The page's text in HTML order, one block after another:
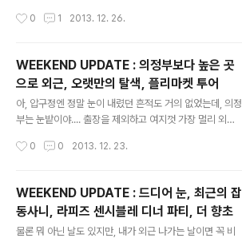
즈인데, 일반 플레이모빌보다 더 영아용으로 나온거라 팔
송년회를 열었다. 내가 도착했을 때 현우는 여자친구랑 오
덕후냄새 +_+ 이 말이 안되는 간지템 '보물섬'은 대웅이형
이 순전히 '과시'하기 위해 챙겨 온 ㅋㅋ (이렇게 내어지기
만 하고 끝내 아무도 만지지 못했음) 덕후들의 잔치답게 각
자 장비는 알아서 챙겨오는 센스. 레고도 보이네 ㅎ (덕후들
나도 그래서 빈손으로 갔는데, 막상 나만 빈 손이었던 게 함
0 1 2013. 12. 26.
WEEKEND UPDATE : 의정부보다 높은 곳
으로 외근, 오랫만의 탈색, 플리마켓 투어
아, 압구정엔 정말 눈이 내렸던 흔적도 거의 없었는데, 의정
부는 눈밭이야.... 출장을 제외하고 여지껏 가장 멀리 외근
목적지는 의정부보다 높은 곳인데, 지하철 타고 가고 있는
고 가기로 하고 의정부역에서 내린 것. 내가 2004년에 군
대를 제대했다. 그때 덕정이라는 곳에서 군복무를 했고 전
역한 이후로는 당연히 의정부 근처에도 갈 일이 없었는데
0 0 2013. 12. 23.
WEEKEND UPDATE : 드디어 눈, 최근의 잡
동사니, 라피즈 센시블레 디너 파티, 더 향초
물론 뭐 아닌 날도 있지만, 내가 외근 나가는 날이면 꼭 비